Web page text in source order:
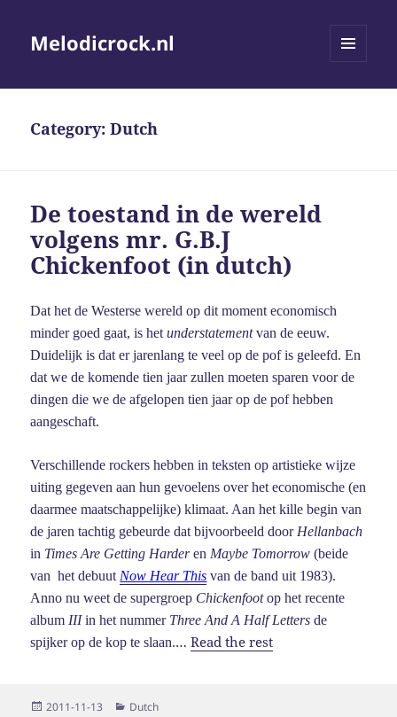
Melodicrock.nl
Category:Dutch
De toestand in de wereld
volgens mr. G.B.J
Chickenfoot (in dutch)
Dat het de Westerse wereld op dit moment economisch
minder goed gaat, is hetunderstatementvan de eeuw.
Duidelijk is dat er jarenlang te veel op de pof is geleefd. En
dat we de komende tien jaar zullen moeten sparen voor de
dingen die we de afgelopen tien jaar op de pof hebben
aangeschaft.
Verschillende rockers hebben in teksten op artistieke wijze
uiting gegeven aan hun gevoelens over het economische (en
daarmee maatschappelijke) klimaat. Aan het kille begin van
de jaren tachtig gebeurde dat bijvoorbeeld door Hellanbach
in Times Are Getting Harderen Maybe Tomorrow (beide
van het debuut Now Hear This van de band uit 1983).
Anno nu weet de supergroep Chickenfootop het recente
album IIIin het nummer Three And A Half Letters de
spijker op de kop te slaan.…Read the rest
Posted
2011-11-13 Categories
Dutch